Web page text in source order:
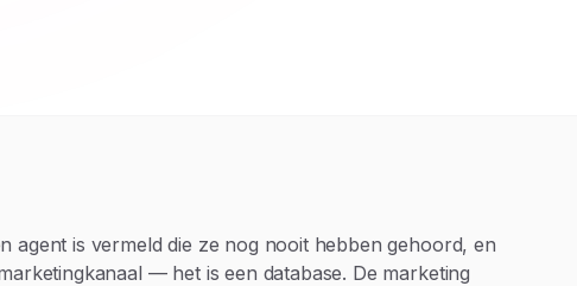
agent is vermeld die ze nog nooit hebben gehoord, en
— het is een database. De marketing